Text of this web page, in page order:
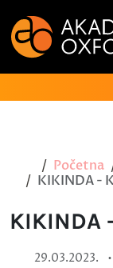
Početna
KIKINDA -
KIKINDA
29.03.2023. •